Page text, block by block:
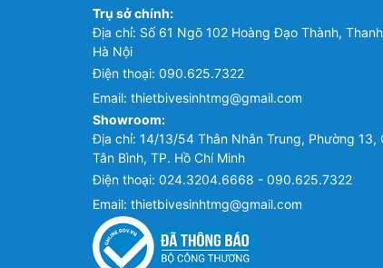
Trụ sở chính:
Địa chỉ: Số 61 Ngõ 102 Hoàng Đạo Thành,
Hà Nội
Điện thoại: 090.625.7322
Email: thietbivesinhtmg@gmail.com
Showroom:
Địa chỉ: 14/13/54 Thân Nhân Trung, Phường 13,
Tân Bình, TP. Hồ Chí Minh
Điện thoại: 024.3204.6668 - 090.625.7322
Email: thietbivesinhtmg@gmail.com